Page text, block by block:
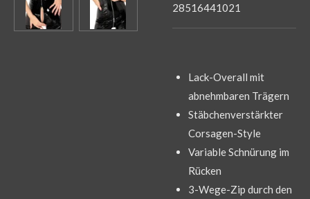
28516441021
Lack-Overall mit
abnehmbaren Trägern
Stäbchenverstärkter
Corsagen-Style
Variable Schnürung im
Rücken
3-Wege-Zip durch den